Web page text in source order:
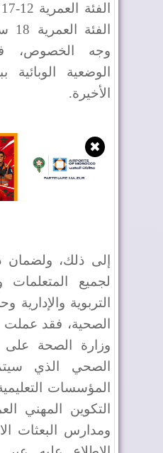
وجه الخصوص،
الوضعية الوبائية
الأخيرة.
✖
إلى ذلك،
لجميع المتعلمات
التربوية
الصحية، فقد عملت
وزارة الصحة على
الصحي الذي
المؤسسات
التكوين المهني
ومدارس البعثات